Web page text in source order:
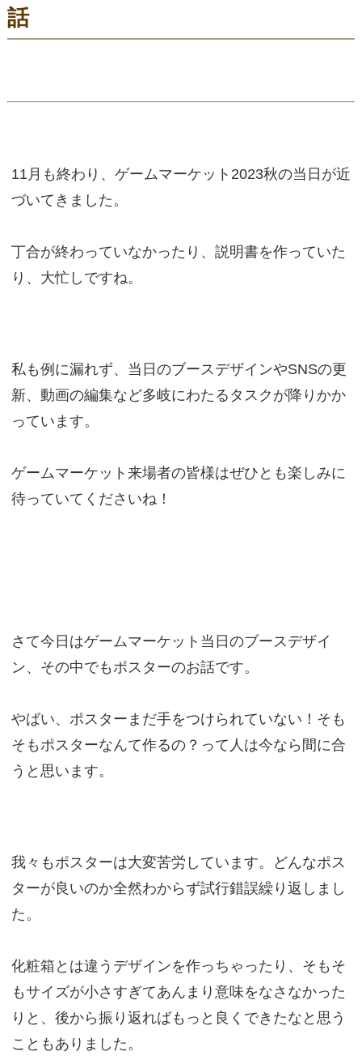
話
11月も終わり、ゲームマーケット2023秋の当日が近
づいてきました。
丁合が終わっていなかったり、説明書を作っていた
り、大忙しですね。
私も例に漏れず、当日のブースデザインやSNSの更
新、動画の編集など多岐にわたるタスクが降りかか
っています。
ゲームマーケット来場者の皆様はぜひとも楽しみに
待っていてくださいね！
さて今日はゲームマーケット当日のブースデザイ
ン、その中でもポスターのお話です。
やばい、ポスターまだ手をつけられていない！そも
そもポスターなんて作るの？って人は今なら間に合
うと思います。
我々もポスターは大変苦労しています。どんなポス
ターが良いのか全然わからず試行錯誤繰り返しまし
た。
化粧箱とは違うデザインを作っちゃったり、そもそ
もサイズが小さすぎてあんまり意味をなさなかった
りと、後から振り返ればもっと良くできたなと思う
こともありました。